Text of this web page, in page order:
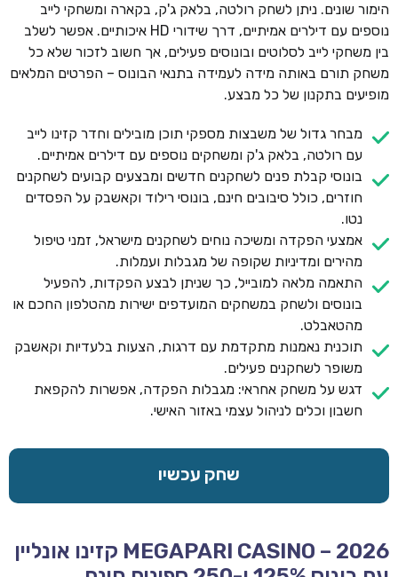
הימור שונים. ניתן לשחק רולטה, בלאק ג'ק, בקארה ומשחקי לייב
נוספים עם דילרים אמיתיים, דרך שידורי HD איכותיים. אפשר לשלב
בין משחקי לייב לסלוטים ובונוסים פעילים, אך חשוב לזכור שלא כל
משחק תורם באותה מידה לעמידה בתנאי הבונוס – הפרטים המלאים
מופיעים בתקנון של כל מבצע.
מבחר גדול של משבצות מספקי תוכן מובילים וחדר קזינו לייב
עם רולטה, בלאק ג'ק ומשחקים נוספים עם דילרים אמיתיים.
בונוסי קבלת פנים לשחקנים חדשים ומבצעים קבועים לשחקנים
חוזרים, כולל סיבובים חינם, בונוסי רילוד וקאשבק על הפסדים
נטו.
אמצעי הפקדה ומשיכה נוחים לשחקנים מישראל, זמני טיפול
מהירים ומדיניות שקופה של מגבלות ועמלות.
התאמה מלאה למובייל, כך שניתן לבצע הפקדות, להפעיל
בונוסים ולשחק במשחקים המועדפים ישירות מהטלפון החכם או
מהטאבלט.
תוכנית נאמנות מתקדמת עם דרגות, הצעות בלעדיות וקאשבק
משופר לשחקנים פעילים.
דגש על משחק אחראי: מגבלות הפקדה, אפשרות להקפאת
חשבון וכלים לניהול עצמי באזור האישי.
שחק עכשיו
MEGAPARI CASINO – 2026 קזינו אונליין